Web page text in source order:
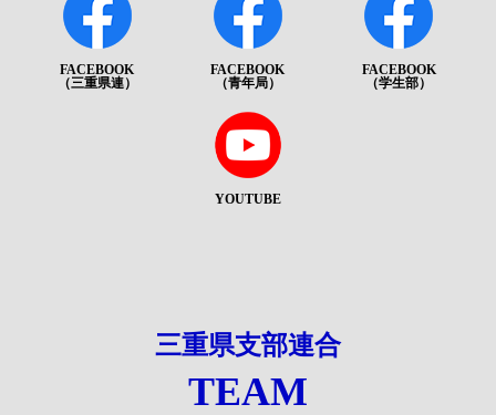
FACEBOOK
（三重県連）
FACEBOOK
（青年局）
FACEBOOK
（学生部）
YOUTUBE
三重県支部連合
TEAM